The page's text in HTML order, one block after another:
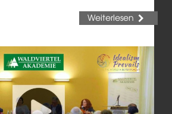
Weiterlesen